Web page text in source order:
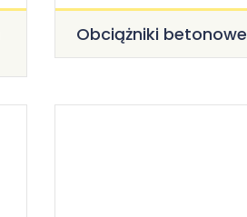
Obciążniki betonowe